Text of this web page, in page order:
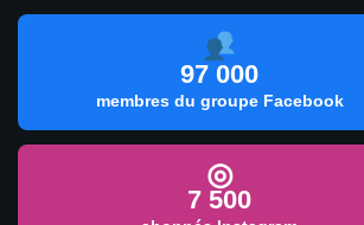
97 000
membres du groupe Facebook
◎
7 500